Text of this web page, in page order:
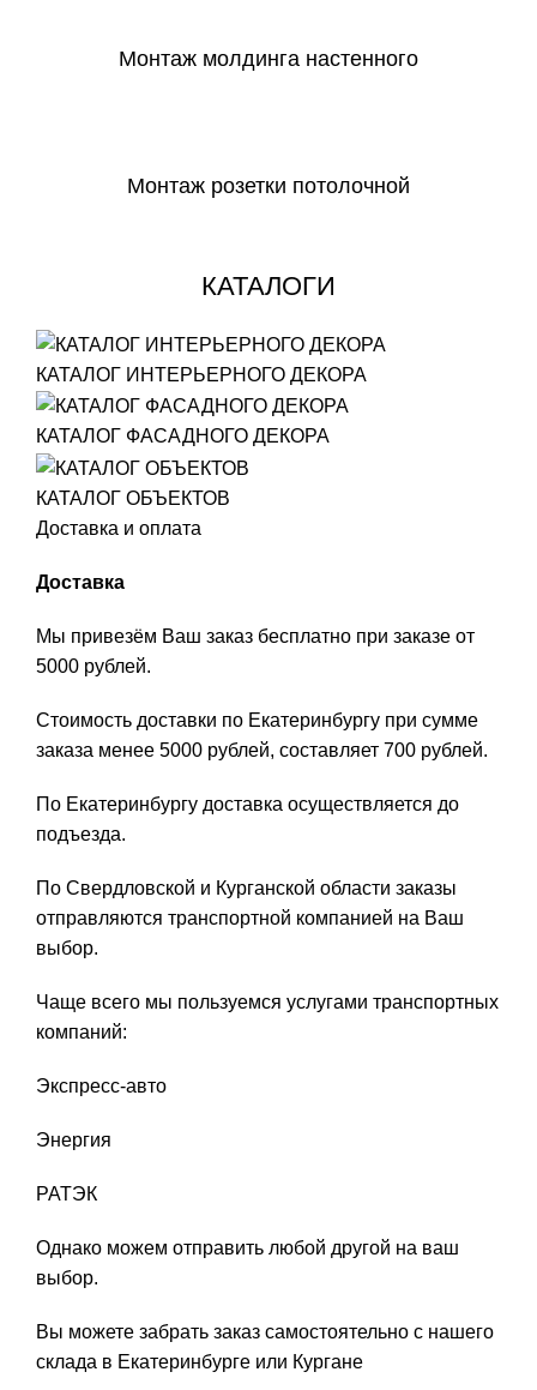
Монтаж молдинга настенного
Монтаж розетки потолочной
КАТАЛОГИ
КАТАЛОГ ИНТЕРЬЕРНОГО ДЕКОРА
КАТАЛОГ ФАСАДНОГО ДЕКОРА
КАТАЛОГ ОБЪЕКТОВ
Доставка и оплата
Доставка
Мы привезём Ваш заказ бесплатно при заказе от
5000 рублей.
Стоимость доставки по Екатеринбургу при сумме
заказа менее 5000 рублей, составляет 700 рублей.
По Екатеринбургу доставка осуществляется до
подъезда.
По Свердловской и Курганской области заказы
отправляются транспортной компанией на Ваш
выбор.
Чаще всего мы пользуемся услугами транспортных
компаний:
Экспресс-авто
Энергия
РАТЭК
Однако можем отправить любой другой на ваш
выбор.
Вы можете забрать заказ самостоятельно с нашего
склада в Екатеринбурге или Кургане